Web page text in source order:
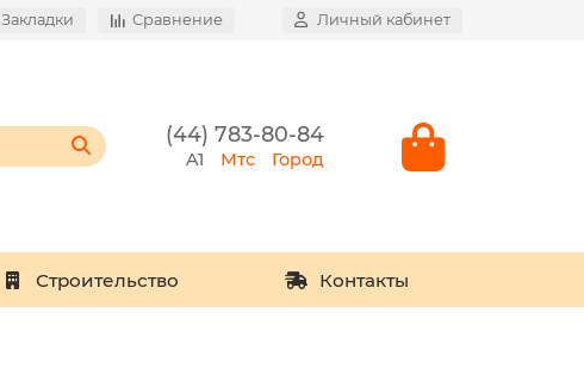
Закладки Сравнение Личный кабинет
(44) 783-80-84
A1 Мтс Город
Строительство Контакты